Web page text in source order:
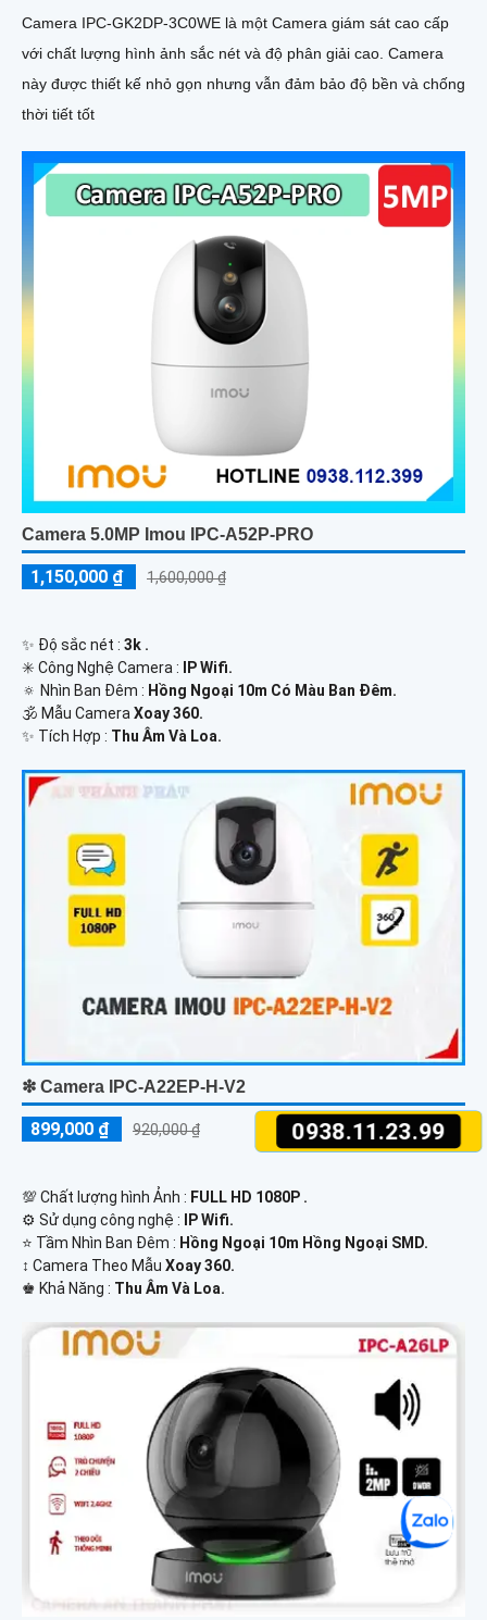
0938.11.23.99
Camera IPC-GK2DP-3C0WE là một Camera giám sát cao cấp
với chất lượng hình ảnh sắc nét và độ phân giải cao. Camera
này được thiết kế nhỏ gọn nhưng vẫn đảm bảo độ bền và chống
thời tiết tốt
Camera 5.0MP Imou IPC-A52P-PRO
1,150,000 ₫ 1,600,000 ₫
✨ Độ sắc nét : 3k .
✳️ Công Nghệ Camera :
IP Wifi.
🔅 Nhìn Ban Đêm : Hồng Ngoại 10m Có Màu Ban Ðêm.
🕉️ Mẫu CameraXoay 360.
️✨ Tích Hợp : Thu Âm Và Loa.
❇ Camera IPC-A22EP-H-V2
899,000 ₫ 920,000 ₫
💯 Chất lượng hình Ảnh : FULL HD 1080P .
⚙ Sử dụng công nghệ :
IP Wifi.
⭐ Tầm Nhìn Ban Đêm : Hồng Ngoại 10m Hồng Ngoại SMD.
↕️ Camera Theo Mẫu Xoay 360.
️♚ Khả Năng : Thu Âm Và Loa.